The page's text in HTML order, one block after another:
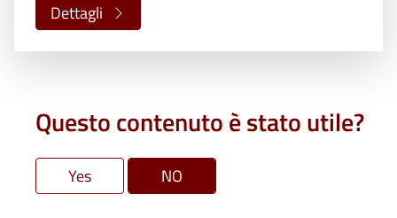
Dettagli
Questo contenuto è stato utile?